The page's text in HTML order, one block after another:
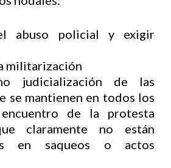
abuso policial y exigir
militarización
judicialización de las
se mantienen en todos los
de la protesta
claramente no están
en saqueos o actos